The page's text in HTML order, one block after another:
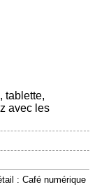
tablette,
avec les
: Café numérique